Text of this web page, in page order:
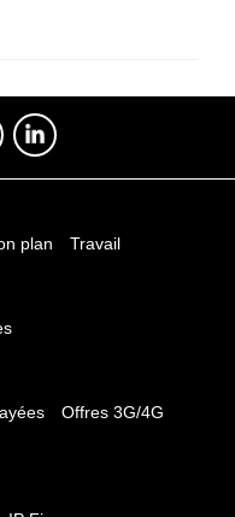
plan Travail
Offres 3G/4G